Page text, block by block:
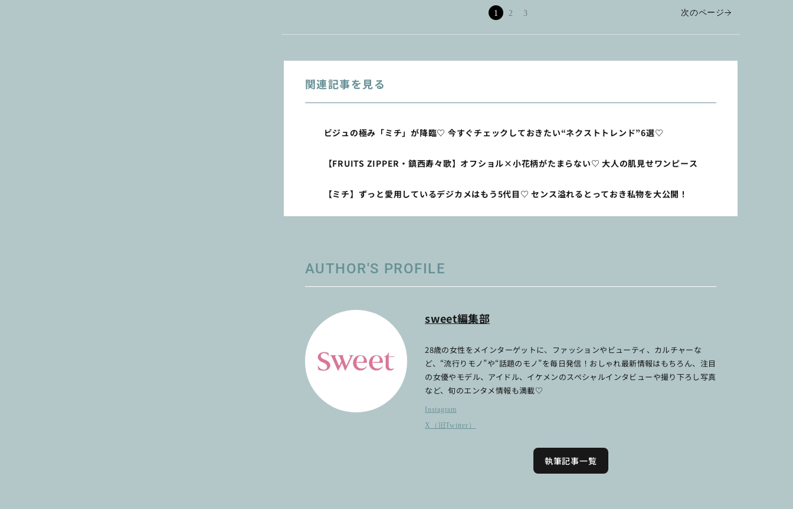
1 2 3 次のページ
関連記事を見る
ビジュの極み「ミチ」が降臨♡ 今すぐチェックしておきたい“ネクストトレンド”6選♡
【FRUITS ZIPPER・鎮西寿々歌】オフショル×小花柄がたまらない♡ 大人の肌見せワンピース
【ミチ】ずっと愛用しているデジカメはもう5代目♡ センス溢れるとっておき私物を大公開！
AUTHOR'S PROFILE
sweet編集部
28歳の女性をメインターゲットに、ファッションやビューティ、カルチャーな
ど、“流行りモノ”や“話題のモノ”を毎日発信！おしゃれ最新情報はもちろん、注目
の女優やモデル、アイドル、イケメンのスペシャルインタビューや撮り下ろし写真
など、旬のエンタメ情報も満載♡
Instagram
X（旧Twitter）
執筆記事一覧